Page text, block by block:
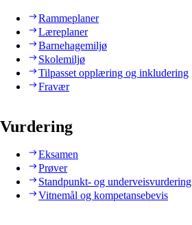
Rammeplaner
Læreplaner
Barnehagemiljø
Skolemiljø
Tilpasset opplæring og inkludering
Fravær
Vurdering
Eksamen
Prøver
Standpunkt- og underveisvurdering
Vitnemål og kompetansebevis